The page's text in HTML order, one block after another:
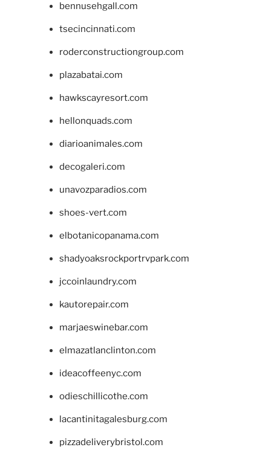
bennusehgall.com
tsecincinnati.com
roderconstructiongroup.com
plazabatai.com
hawkscayresort.com
hellonquads.com
diarioanimales.com
decogaleri.com
unavozparadios.com
shoes-vert.com
elbotanicopanama.com
shadyoaksrockportrvpark.com
jccoinlaundry.com
kautorepair.com
marjaeswinebar.com
elmazatlanclinton.com
ideacoffeenyc.com
odieschillicothe.com
lacantinitagalesburg.com
pizzadeliverybristol.com